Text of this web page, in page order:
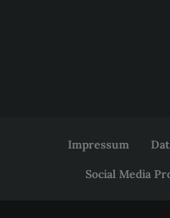
Impressum
Social Media